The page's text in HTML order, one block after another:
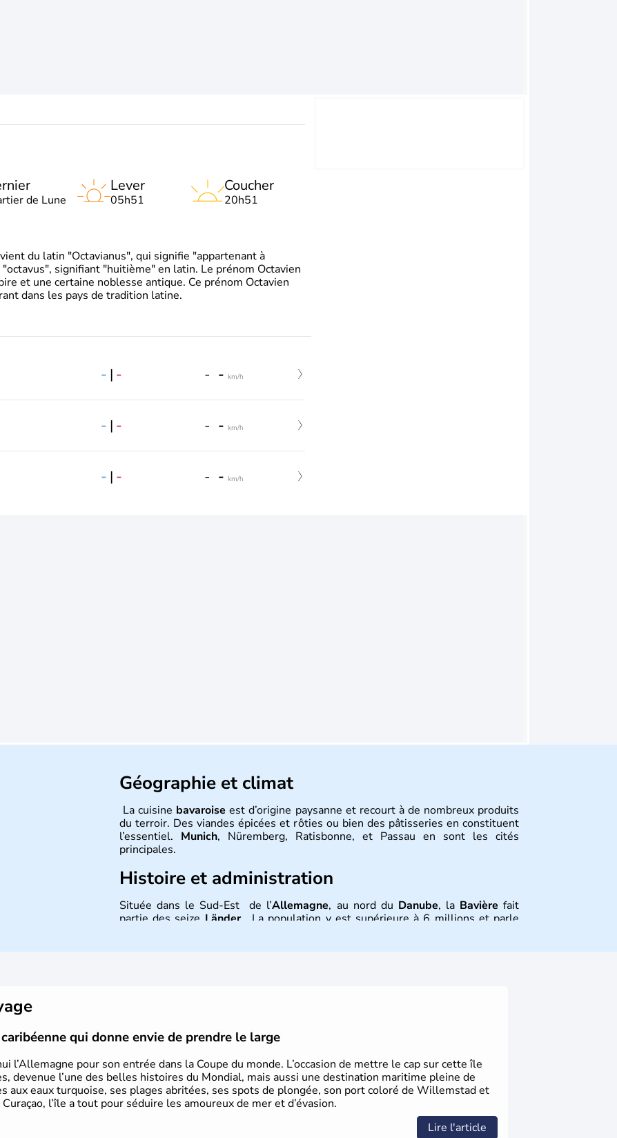
de Lune
Lever
05h51
Coucher
20h51
du latin "Octavianus", qui signifie "appartenant à
signifiant "huitième" en latin. Le prénom Octavien
et une certaine noblesse antique. Ce prénom Octavien
dans les pays de tradition latine.
- | - - - km/h
- | - - - km/h
- | - - - km/h
Géographie et climat
La cuisine bavaroise est d’origine paysanne et recourt à de nombreux produits
du terroir. Des viandes épicées et rôties ou bien des pâtisseries en constituent
l’essentiel. Munich, Nüremberg, Ratisbonne, et Passau en sont les cités
principales.
Histoire et administration
Située dans le Sud-Est de l’Allemagne, au nord du Danube, la Bavière fait
partie des seize Länder. La population y est supérieure à 6 millions et parle
qui donne envie de prendre le large
l’Allemagne pour son entrée dans la Coupe du monde. L’occasion de mettre le cap sur cette île
devenue l’une des belles histoires du Mondial, mais aussi une destination maritime pleine de
aux eaux turquoise, ses plages abritées, ses spots de plongée, son port coloré de Willemstad et
l’île a tout pour séduire les amoureux de mer et d’évasion.
Lire l'article